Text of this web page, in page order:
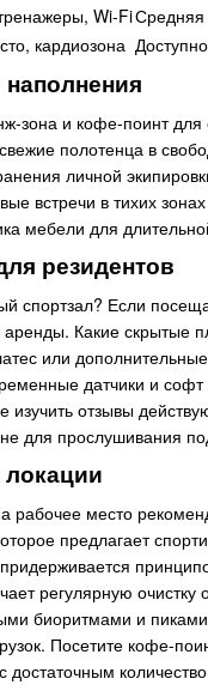
Wi-FiСредняя
кардиозона
зона и кофе-поинт для
полотенца в
личной
встречи в тихих
мебели для
резидентов
спортзал? Если
Какие скрытые
или
датчики и
отзывы
для прослушивания
место
предлагает
регулярную
биоритмами и
Посетите кофе-
достаточным